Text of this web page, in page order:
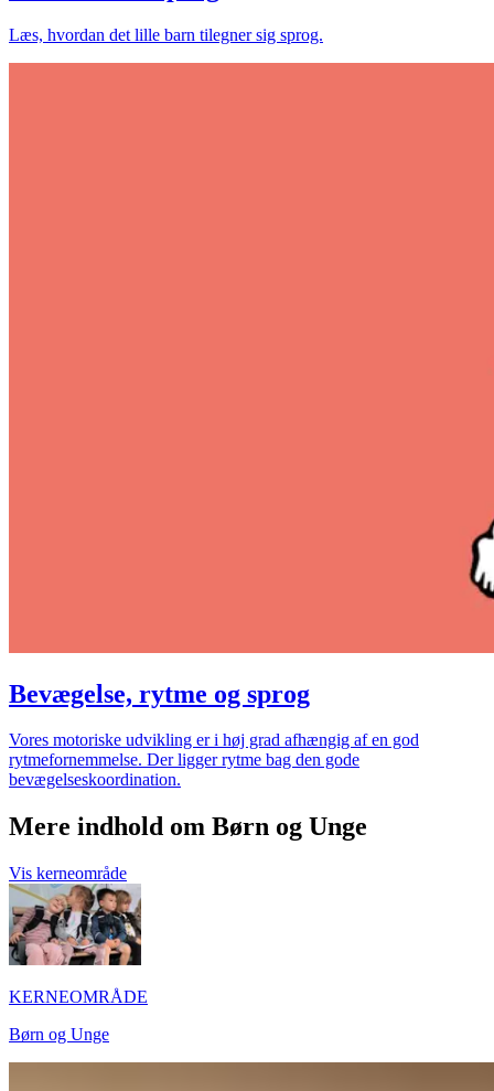
Læs, hvordan det lille barn tilegner sig sprog.
Bevægelse, rytme og sprog
Vores motoriske udvikling er i høj grad afhængig af en god
rytmefornemmelse. Der ligger rytme bag den gode
bevægelseskoordination.
Mere indhold om Børn og Unge
Vis kerneområde
KERNEOMRÅDE
Børn og Unge